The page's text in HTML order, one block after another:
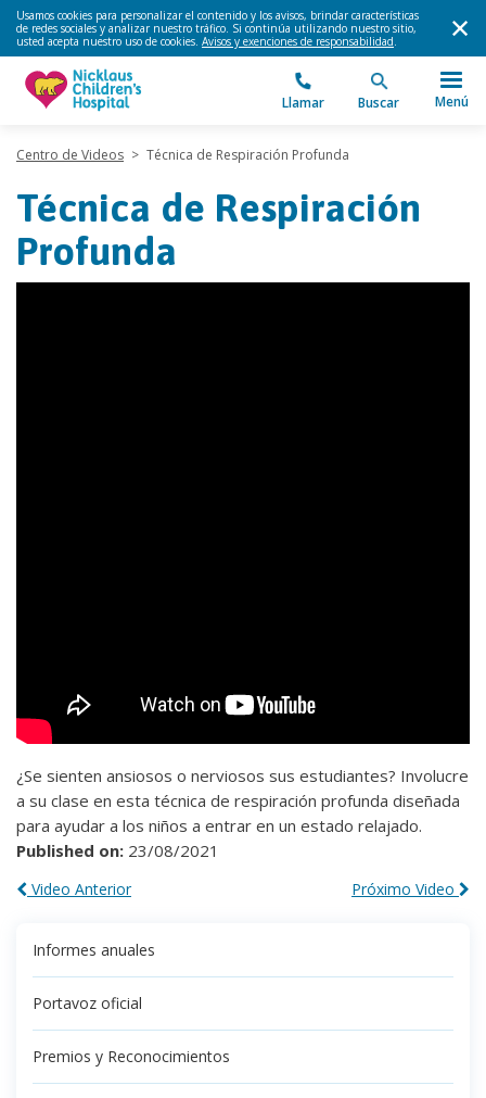
Usamos cookies para personalizar el contenido y los avisos, brindar características
de redes sociales y analizar nuestro tráfico. Si continúa utilizando nuestro sitio,
usted acepta nuestro uso de cookies. Avisos y exenciones de responsabilidad.
Llamar Buscar Menú
Centro de Videos > Técnica de Respiración Profunda
Técnica de Respiración
Profunda
¿Se sienten ansiosos o nerviosos sus estudiantes? Involucre
a su clase en esta técnica de respiración profunda diseñada
para ayudar a los niños a entrar en un estado relajado.
Published on: 23/08/2021
Próximo Video
Video Anterior
Informes anuales
Portavoz oficial
Premios y Reconocimientos